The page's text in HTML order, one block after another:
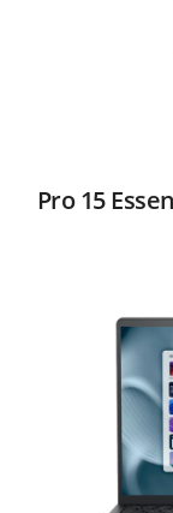
Pro 15